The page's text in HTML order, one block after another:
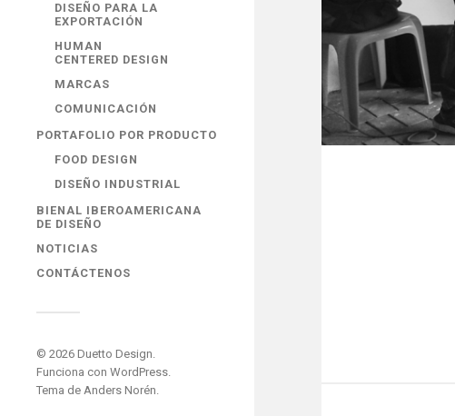
DISEÑO PARA LA
EXPORTACIÓN
HUMAN
CENTERED DESIGN
MARCAS
COMUNICACIÓN
PORTAFOLIO POR PRODUCTO
FOOD DESIGN
DISEÑO INDUSTRIAL
BIENAL IBEROAMERICANA
DE DISEÑO
NOTICIAS
CONTÁCTENOS
© 2026 Duetto Design.
Funciona con WordPress.
Tema de Anders Norén.